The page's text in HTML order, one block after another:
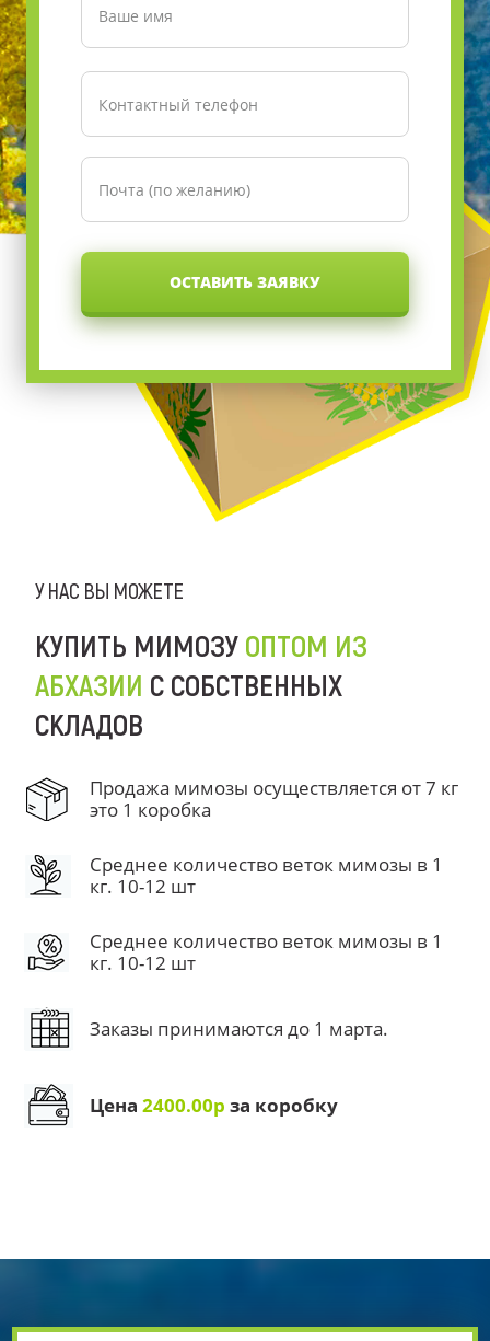
ОСТАВИТЬ ЗАЯВКУ
У НАС ВЫ МОЖЕТЕ
КУПИТЬ МИМОЗУ ОПТОМ ИЗ
АБХАЗИИ С СОБСТВЕННЫХ
СКЛАДОВ
Продажа мимозы осуществляется от 7 кг
это 1 коробка
Среднее количество веток мимозы в 1
кг. 10-12 шт
Среднее количество веток мимозы в 1
кг. 10-12 шт
Заказы принимаются до 1 марта.
Цена2400.00р за коробку